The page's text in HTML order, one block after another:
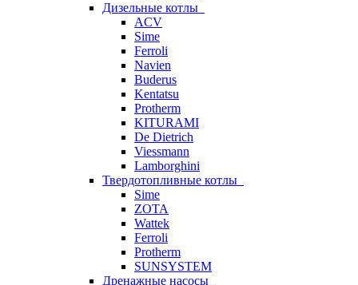
Дизельные котлы
ACV
Sime
Ferroli
Navien
Buderus
Kentatsu
Protherm
KITURAMI
De Dietrich
Viessmann
Lamborghini
Твердотопливные котлы
Sime
ZOTA
Wattek
Ferroli
Protherm
SUNSYSTEM
Дренажные насосы